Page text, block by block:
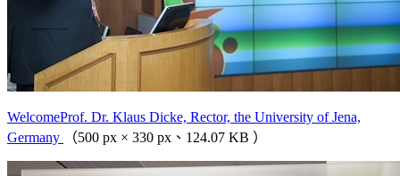
WelcomeProf. Dr. Klaus Dicke, Rector, the University of Jena,
Germany
（500 px × 330 px、124.07 KB ）